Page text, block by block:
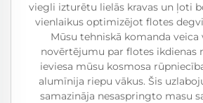
viegli izturētu lielās kravas un ļoti
vienlaikus optimizējot flotes
Mūsu tehniskā komanda veica
novērtējumu par flotes ikdienas
ieviesa mūsu kosmosa
alumīnija riepu vākus. Šis
samazināja nesaspringto masu